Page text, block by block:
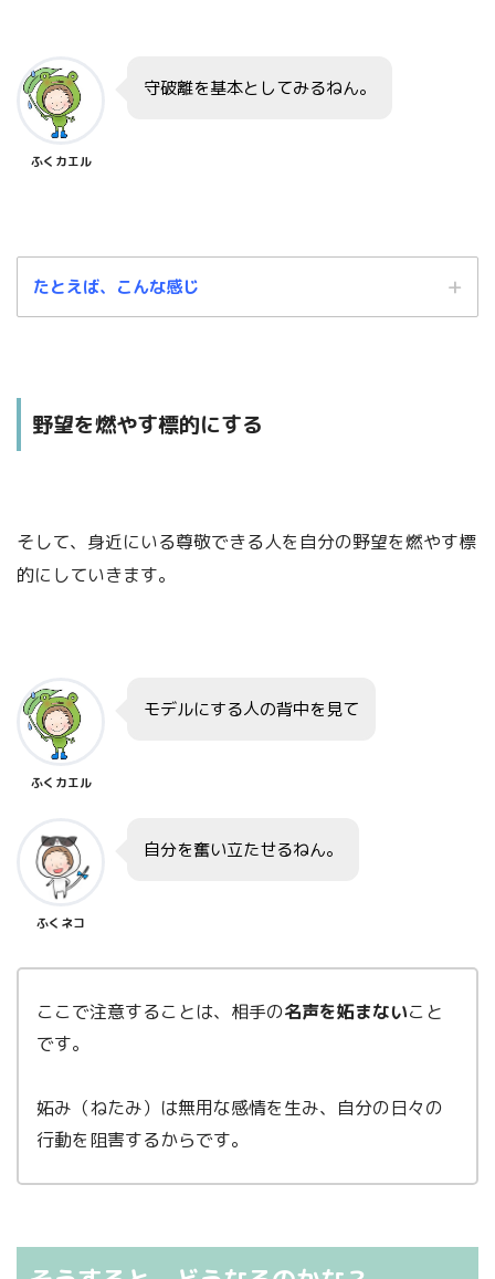
ふくカエル
守破離を基本としてみるねん。
たとえば、こんな感じ
「離」
STEP.1
まずは「守」
モデルになる人の考え方や行動のパターンをひたすら真似を
野望を燃やす標的にする
そして、身近にいる尊敬できる人を自分の野望を燃やす標
的にしていきます。
ふくカエル
モデルにする人の背中を見て
ふくネコ
自分を奮い立たせるねん。
ここで注意することは、相手の名声を妬まないこと
です。
妬み（ねたみ）は無用な感情を生み、自分の日々の
行動を阻害するからです。